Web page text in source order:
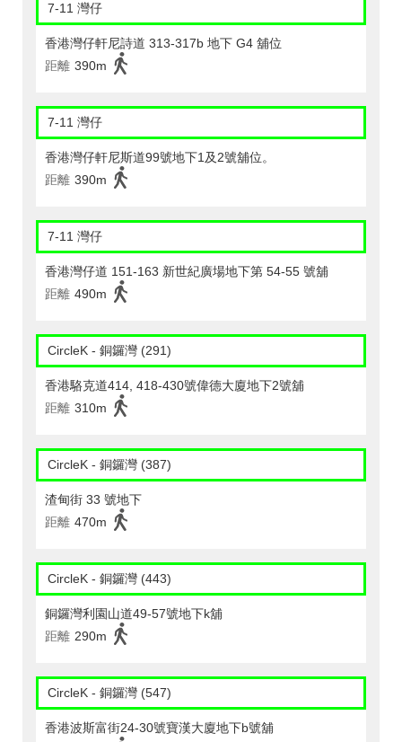
7-11 灣仔
香港灣仔軒尼詩道 313-317b 地下 G4 舖位
距離 390m
7-11 灣仔
香港灣仔軒尼斯道99號地下1及2號舖位。
距離 390m
7-11 灣仔
香港灣仔道 151-163 新世紀廣場地下第 54-55 號舖
距離 490m
CircleK - 銅鑼灣 (291)
香港駱克道414, 418-430號偉德大廈地下2號舖
距離 310m
CircleK - 銅鑼灣 (387)
渣甸街 33 號地下
距離 470m
CircleK - 銅鑼灣 (443)
銅鑼灣利園山道49-57號地下k舖
距離 290m
CircleK - 銅鑼灣 (547)
香港波斯富街24-30號寶漢大廈地下b號舖